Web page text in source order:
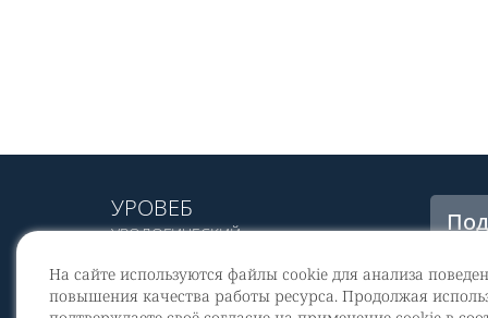
На сайте используются файлы cookie для анализа
повышения качества работы ресурса. Продолжая
УРОВЕБ
УРОЛОГИЧЕСКИЙ
© 2002 - 2026
МЕДИАКИТ 2023